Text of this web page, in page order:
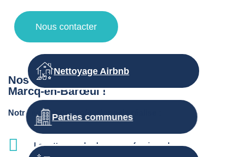
Nous contacter
Nos autres prestations d’entretien à
Marcq-en-Barœul !
Notre équipe de professionnels réalise :
Le nettoyage des locaux professionnels
Nettoyage Airbnb
Parties communes